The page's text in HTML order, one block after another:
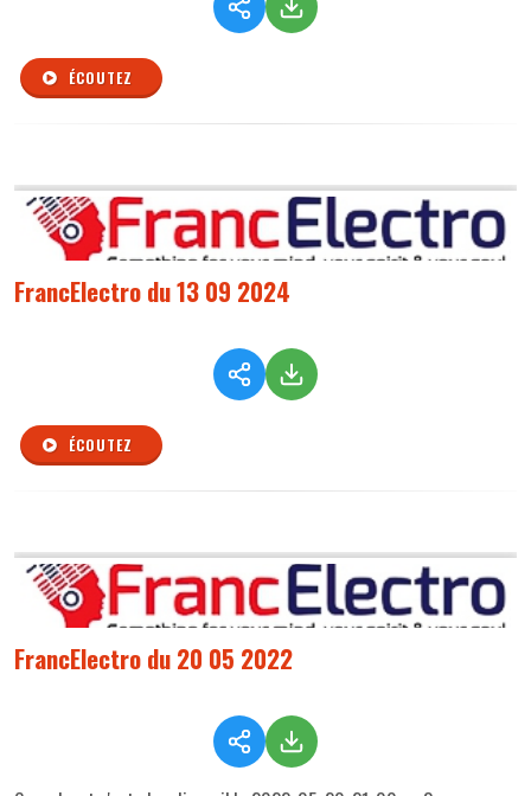
ÉCOUTEZ
FrancElectro du 13 09 2024
ÉCOUTEZ
FrancElectro du 20 05 2022